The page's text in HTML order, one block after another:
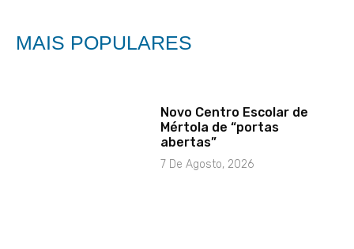
MAIS POPULARES
Novo Centro Escolar de
Mértola de “portas
abertas”
7 De Agosto, 2026